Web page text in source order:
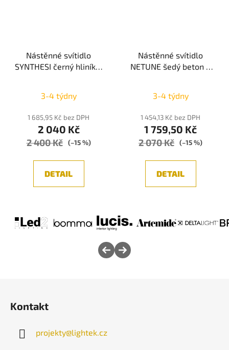
Nástěnné svítidlo
SYNTHESI černý hliník a
LUCE
3-4 týdny
1 685,95 Kč bez DPH
2 040 Kč
2 400 Kč (–15 %)
DETAIL
Nástěnné svítidlo
NETUNE šedý beton a
NOVA LUCE
3-4 týdny
1 454,13 Kč bez DPH
1 759,50 Kč
2 070 Kč (–15 %)
DETAIL
Kontakt
projekty@lightek.cz